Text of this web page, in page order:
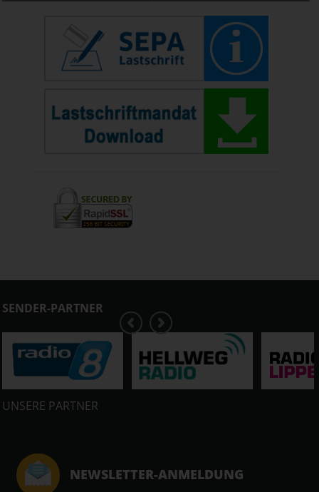
SENDER-PARTNER
UNSERE PARTNER
NEWSLETTER-ANMELDUNG